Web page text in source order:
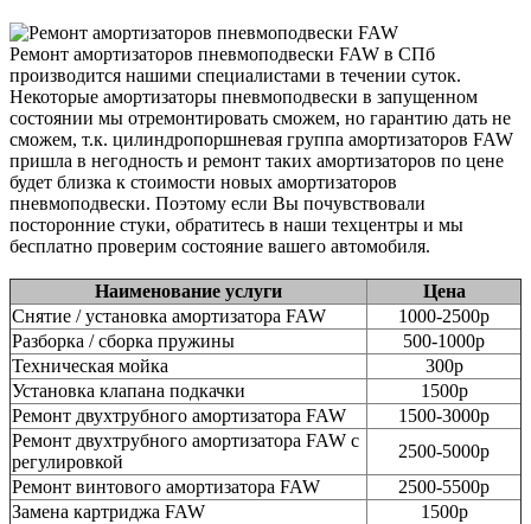
Ремонт амортизаторов пневмоподвески FAW в СПб
производится нашими специалистами в течении суток.
Некоторые амортизаторы пневмоподвески в запущенном
состоянии мы отремонтировать сможем, но гарантию дать не
сможем, т.к. цилиндропоршневая группа амортизаторов FAW
пришла в негодность и ремонт таких амортизаторов по цене
будет близка к стоимости новых амортизаторов
пневмоподвески. Поэтому если Вы почувствовали
посторонние стуки, обратитесь в наши техцентры и мы
бесплатно проверим состояние вашего автомобиля.
Наименование услуги
Цена
Снятие / установка амортизатора FAW
1000-2500р
Разборка / сборка пружины
500-1000р
Техническая мойка
300р
Установка клапана подкачки
1500р
Ремонт двухтрубного амортизатора FAW
1500-3000р
Ремонт двухтрубного амортизатора FAW с
регулировкой
2500-5000р
Ремонт винтового амортизатора FAW
2500-5500р
Замена картриджа FAW
1500р